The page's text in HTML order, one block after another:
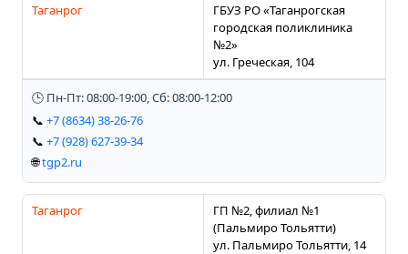
Таганрог
ГБУЗ РО «Таганрогская
городская поликлиника
№2»
ул. Греческая, 104
🕒 Пн-Пт: 08:00-19:00, Сб: 08:00-12:00
📞 +7 (8634) 38-26-76
📞 +7 (928) 627-39-34
🌐tgp2.ru
Таганрог
ГП №2, филиал №1
(Пальмиро Тольятти)
ул. Пальмиро Тольятти, 14